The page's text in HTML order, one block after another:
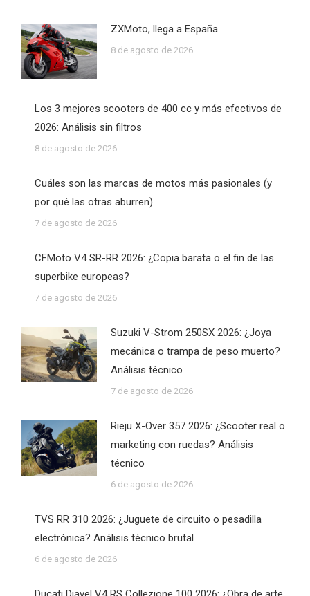
ZXMoto, llega a España
8 de agosto de 2026
Los 3 mejores scooters de 400 cc y más efectivos de
2026: Análisis sin filtros
8 de agosto de 2026
Cuáles son las marcas de motos más pasionales (y
por qué las otras aburren)
7 de agosto de 2026
CFMoto V4 SR-RR 2026: ¿Copia barata o el fin de las
superbike europeas?
7 de agosto de 2026
Suzuki V-Strom 250SX 2026: ¿Joya
mecánica o trampa de peso muerto?
Análisis técnico
7 de agosto de 2026
Rieju X-Over 357 2026: ¿Scooter real o
marketing con ruedas? Análisis
técnico
6 de agosto de 2026
TVS RR 310 2026: ¿Juguete de circuito o pesadilla
electrónica? Análisis técnico brutal
6 de agosto de 2026